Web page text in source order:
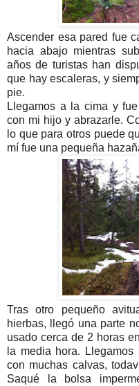
Ascender esa pared fue
hacia abajo mientras
años de turistas han
que hay escaleras, y
pie.
Llegamos a la cima y
con mi hijo y abrazarle.
lo que para otros puede
mí fue una pequeña
Tras otro pequeño
hierbas, llegó una parte
usado cerca de 2 horas
la media hora.
con muchas calvas,
Saqué la bolsa